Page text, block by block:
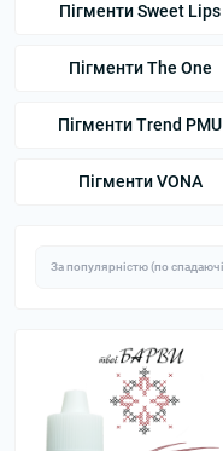
Пігменти Sweet Lips
Пігменти The One
Пігменти Trend PMU
Пігменти VONA